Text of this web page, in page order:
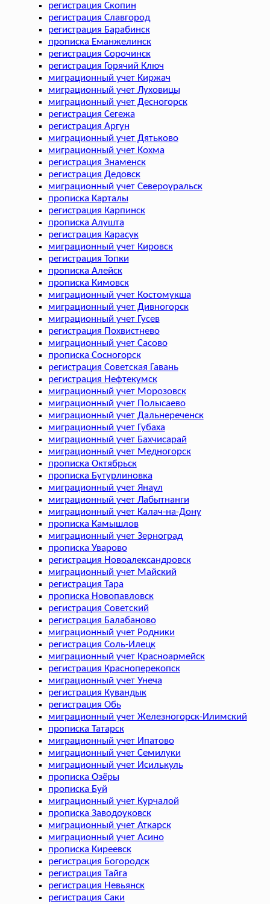
регистрация Скопин
регистрация Славгород
регистрация Барабинск
прописка Еманжелинск
регистрация Сорочинск
регистрация Горячий Ключ
миграционный учет Киржач
миграционный учет Луховицы
миграционный учет Десногорск
регистрация Сегежа
регистрация Аргун
миграционный учет Дятьково
миграционный учет Кохма
регистрация Знаменск
регистрация Дедовск
миграционный учет Североуральск
прописка Карталы
регистрация Карпинск
прописка Алушта
регистрация Карасук
миграционный учет Кировск
регистрация Топки
прописка Алейск
прописка Кимовск
миграционный учет Костомукша
миграционный учет Дивногорск
миграционный учет Гусев
регистрация Похвистнево
миграционный учет Сасово
прописка Сосногорск
регистрация Советская Гавань
регистрация Нефтекумск
миграционный учет Морозовск
миграционный учет Полысаево
миграционный учет Дальнереченск
миграционный учет Губаха
миграционный учет Бахчисарай
миграционный учет Медногорск
прописка Октябрьск
прописка Бутурлиновка
миграционный учет Янаул
миграционный учет Лабытнанги
миграционный учет Калач-на-Дону
прописка Камышлов
миграционный учет Зерноград
прописка Уварово
регистрация Новоалександровск
миграционный учет Майский
регистрация Тара
прописка Новопавловск
регистрация Советский
регистрация Балабаново
миграционный учет Родники
регистрация Соль-Илецк
миграционный учет Красноармейск
регистрация Красноперекопск
миграционный учет Унеча
регистрация Кувандык
регистрация Обь
миграционный учет Железногорск-Илимский
прописка Татарск
миграционный учет Ипатово
миграционный учет Семилуки
миграционный учет Исилькуль
прописка Озёры
прописка Буй
миграционный учет Курчалой
прописка Заводоуковск
миграционный учет Аткарск
миграционный учет Асино
прописка Киреевск
регистрация Богородск
регистрация Тайга
регистрация Невьянск
регистрация Саки